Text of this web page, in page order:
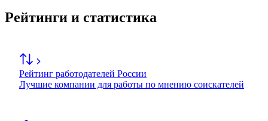
Рейтинги и статистика
Рейтинг работодателей России
Лучшие компании для работы по мнению соискателей